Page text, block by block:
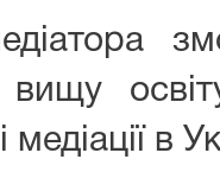
медіації в